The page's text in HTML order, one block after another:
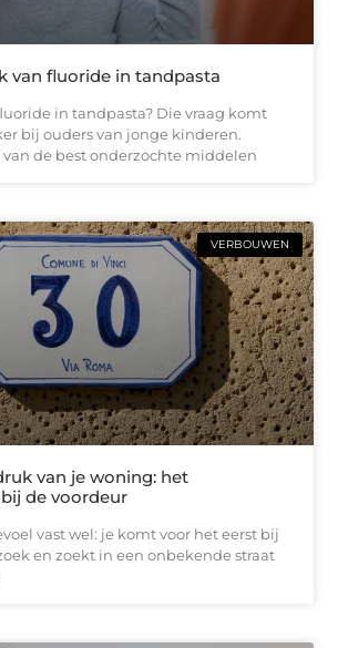
van fluoride in tandpasta
in tandpasta? Die vraag komt
bij ouders van jonge kinderen.
van de best onderzochte middelen
VERBOUWEN
van je woning: het
de voordeur
vast wel: je komt voor het eerst bij
en zoekt in een onbekende straat